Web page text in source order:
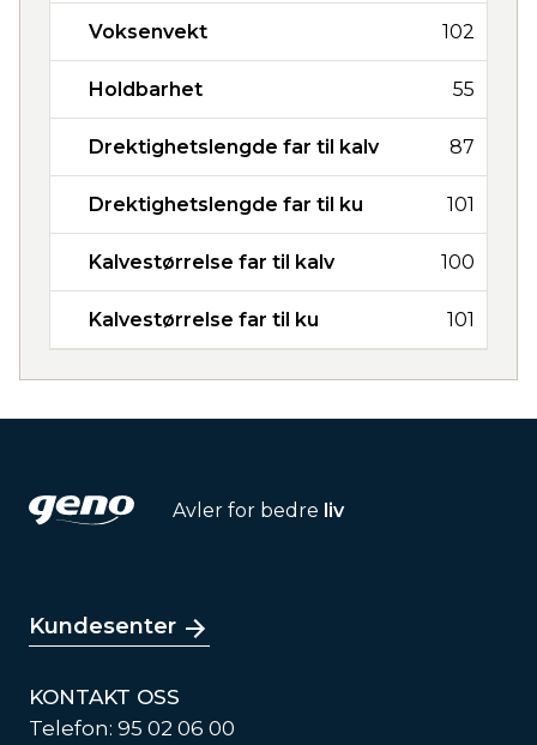
Voksenvekt 102
Holdbarhet 55
Drektighetslengde far til kalv 87
Drektighetslengde far til ku 101
Kalvestørrelse far til kalv 100
Kalvestørrelse far til ku 101
Avler for bedre liv
Kundesenter
KONTAKT OSS
Telefon: 95 02 06 00